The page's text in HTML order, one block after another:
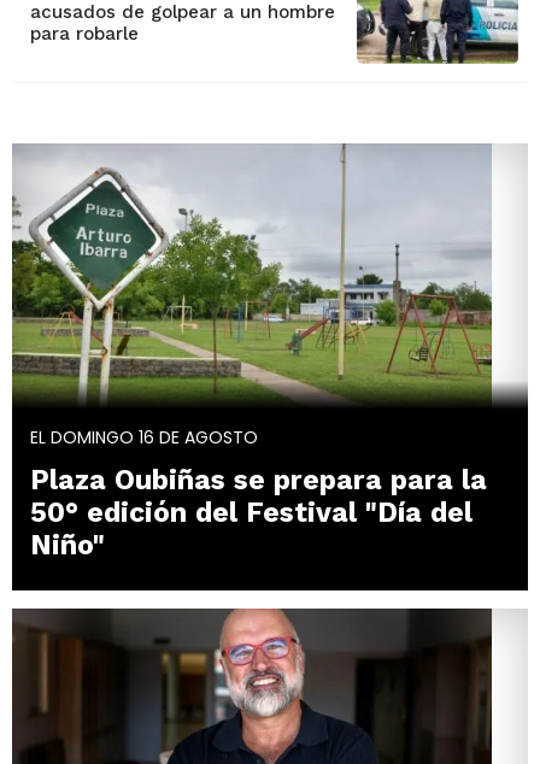
acusados de golpear a un hombre
para robarle
EL DOMINGO 16 DE AGOSTO
Plaza Oubiñas se prepara para la
50° edición del Festival "Día del
Niño"